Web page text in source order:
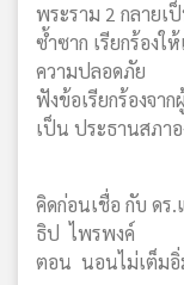
พระราม 2 กลายเ
ซ้ำซาก เรียกร้อง
ความปลอดภัย
ฟังข้อเรียกร้องจา
เป็น ประธานสภา
คิดก่อนเชื่อ กับ ดร
ธิป ไพรพงค์
ตอน นอนไม่เต็มอิ่